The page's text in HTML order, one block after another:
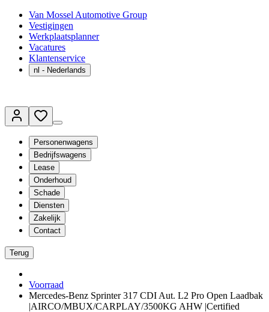
Van Mossel Automotive Group
Vestigingen
Werkplaatsplanner
Vacatures
Klantenservice
nl - Nederlands
Personenwagens
Bedrijfswagens
Lease
Onderhoud
Schade
Diensten
Zakelijk
Contact
Terug
Voorraad
Mercedes-Benz Sprinter 317 CDI Aut. L2 Pro Open Laadbak
|AIRCO/MBUX/CARPLAY/3500KG AHW |Certified